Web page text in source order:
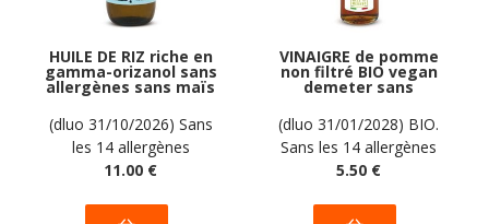
HUILE DE RIZ riche en
gamma-orizanol sans
allergènes sans maïs
Sapore di Sole : 750 ml
(dluo 31/10/2026) Sans
les 14 allergènes
majeurs
11.00 €
VINAIGRE de pomme
non filtré BIO vegan
demeter sans
Sole : 500 ml
(dluo 31/01/2028) BIO.
Sans les 14 allergènes
majeurs
5.50 €